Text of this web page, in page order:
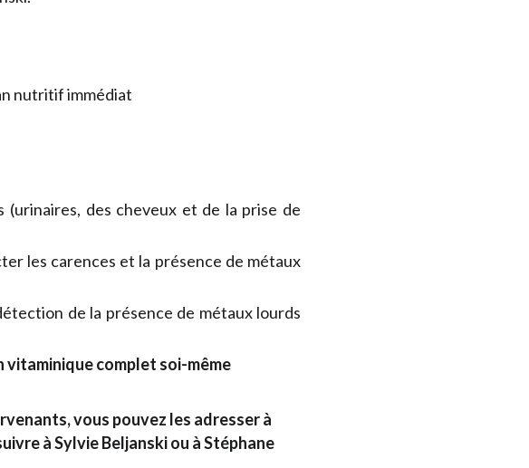
nutritif immédiat
(urinaires, des cheveux et de la prise de
les carences et la présence de métaux
de la présence de métaux lourds
complet soi-même
vous pouvez les adresser à
à Sylvie Beljanski ou à Stéphane